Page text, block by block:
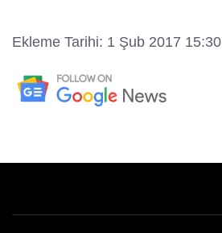
Ekleme Tarihi: 1 Şub 2017 15:30